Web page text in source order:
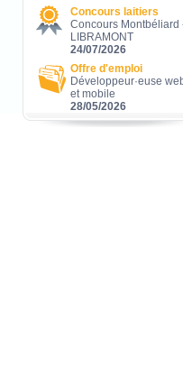
Concours laitiers
Concours Montbéliard
LIBRAMONT
24/07/2026
Offre d'emploi
Développeur·euse
et mobile
28/05/2026